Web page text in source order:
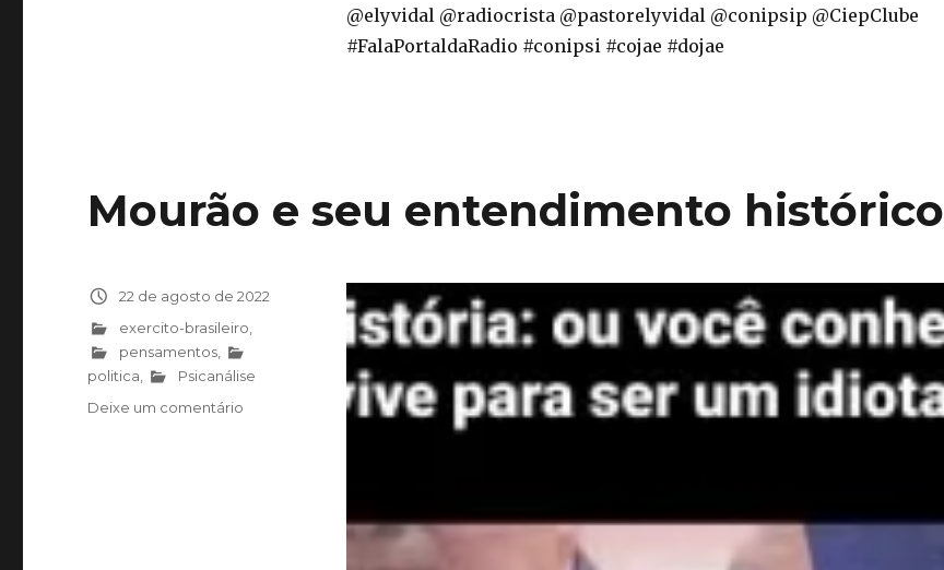
@elyvidal @radiocrista @pastorelyvidal @conipsip @CiepClube
#FalaPortaldaRadio #conipsi #cojae #dojae
Mourão e seu entendimento histórico
Publicado
em
22 de agosto de 2022
Categorias
exercito-brasileiro
pensamentos
politica
Psicanálise
Deixe um comentário